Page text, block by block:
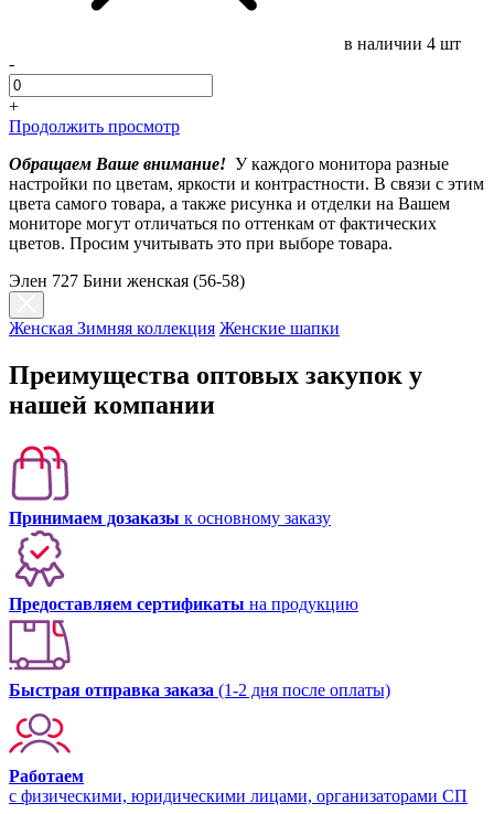
в наличии 4 шт
-
+
Продолжить просмотр
Обращаем Ваше внимание! У каждого монитора разные
настройки по цветам, яркости и контрастности. В связи с этим
цвета самого товара, а также рисунка и отделки на Вашем
мониторе могут отличаться по оттенкам от фактических
цветов. Просим учитывать это при выборе товара.
Элен 727 Бини женская (56-58)
Женская Зимняя коллекция Женские шапки
Преимущества оптовых закупок у
нашей компании
Принимаем дозаказы к основному заказу
Предоставляем сертификаты на продукцию
Быстрая отправка заказа (1-2 дня после оплаты)
Работаем
с физическими, юридическими лицами, организаторами СП